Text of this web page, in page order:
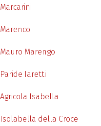
Marcarini
Marenco
Mauro Marengo
Paride Iaretti
Agricola Isabella
Isolabella della Croce